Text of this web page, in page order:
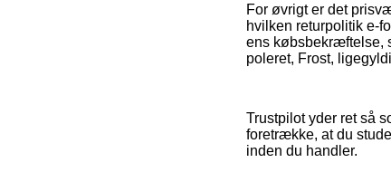
For øvrigt er det
hvilken returpolitik e-
ens købsbekræftelse,
poleret, Frost,
Trustpilot yder ret så
foretrække, at du
inden du handler.